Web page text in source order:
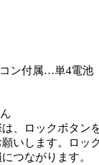
ン付属…単4電池
、ロックボタン
いします。ロッ
つながります。